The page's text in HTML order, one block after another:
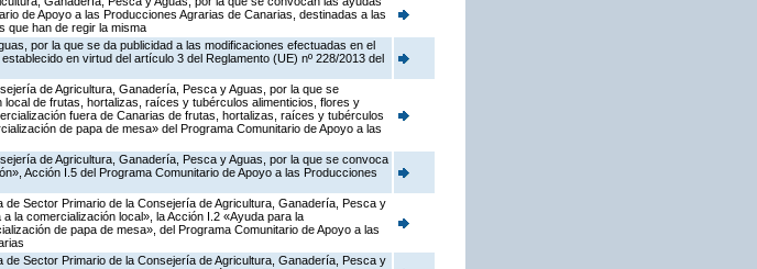
de Apoyo a las Producciones Agrarias de Canarias, destinadas a las
que han de regir la misma
por la que se da publicidad a las modificaciones efectuadas en el
en virtud del artículo 3 del Reglamento (UE) nº 228/2013 del
de Agricultura, Ganadería, Pesca y Aguas, por la que se
de frutas, hortalizas, raíces y tubérculos alimenticios, flores y
fuera de Canarias de frutas, hortalizas, raíces y tubérculos
de papa de mesa» del Programa Comunitario de Apoyo a las
de Agricultura, Ganadería, Pesca y Aguas, por la que se convoca
Acción I.5 del Programa Comunitario de Apoyo a las Producciones
Sector Primario de la Consejería de Agricultura, Ganadería, Pesca y
la comercialización local», la Acción I.2 «Ayuda para la
de papa de mesa», del Programa Comunitario de Apoyo a las
Sector Primario de la Consejería de Agricultura, Ganadería, Pesca y